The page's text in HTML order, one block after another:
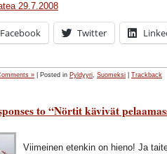
29.7.2008
Facebook Twitter
» | Posted in Pyldyyri Suomeksi Trackback
to “Nörtit kävivät
Viimeinen etenkin on hieno! Ja